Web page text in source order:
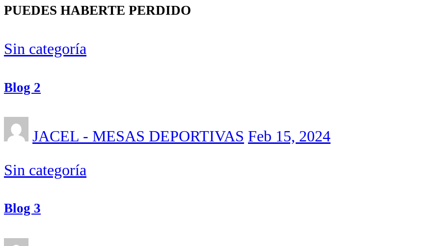
PUEDES HABERTE PERDIDO
Sin categoría
Blog 2
JACEL - MESAS DEPORTIVAS Feb 15, 2024
Sin categoría
Blog 3